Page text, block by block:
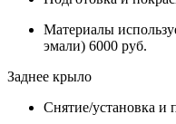
Материалы
эмали) 6000 руб.
Заднее крыло
Снятие/установка и